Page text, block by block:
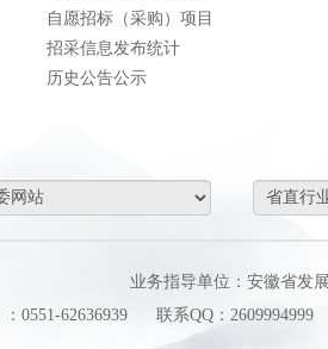
自愿招标（采购）项目
招采信息发布统计
历史公告公示
业务指导单位：安徽省发
0551-62636939
联系QQ：2609994999